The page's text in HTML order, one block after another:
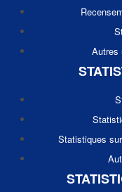
Autres
Statistiques